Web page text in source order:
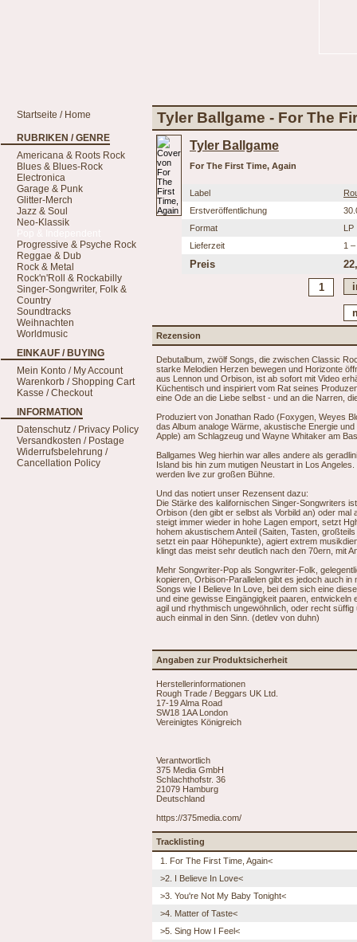
Startseite / Home
RUBRIKEN / GENRE
Americana & Roots Rock
Blues & Blues-Rock
Electronica
Garage & Punk
Glitter-Merch
Jazz & Soul
Neo-Klassik
Progressive & Psyche Rock
Reggae & Dub
Rock & Metal
Rock'n'Roll & Rockabilly
Singer-Songwriter, Folk &
Country
Soundtracks
Weihnachten
Worldmusic
EINKAUF / BUYING
Mein Konto / My Account
Warenkorb / Shopping Cart
Kasse / Checkout
INFORMATION
Datenschutz / Privacy Policy
Versandkosten / Postage
Widerrufsbelehrung /
Cancellation Policy
Tyler Ballgame - For The
Tyler Ballgame
For The First Time, Again
Label
Erstveröffentlichung
Format
LP
Lieferzeit
1
Preis
Rezension
Debutalbum, zwölf Songs, die zwischen Classic
starke Melodien Herzen bewegen und Horizonte
aus Lennon und Orbison, ist ab sofort mit Video
Küchentisch und inspiriert vom Rat seines
eine Ode an die Liebe selbst - und an die Narren,
Produziert von Jonathan Rado (Foxygen, Weyes
das Album analoge Wärme, akustische Energie
Apple) am Schlagzeug und Wayne Whitaker am
Ballgames Weg hierhin war alles andere als
Island bis hin zum mutigen Neustart in Los
werden live zur großen Bühne.
Und das notiert unser Rezensent dazu:
Die Stärke des kalifornischen Singer-Songwriters
Orbison (den gibt er selbst als Vorbild an) oder
steigt immer wieder in hohe Lagen emport, setzt
hohem akustischem Anteil (Saiten, Tasten,
setzt ein paar Höhepunkte), agiert extrem
klingt das meist sehr deutlich nach den 70ern, mit
Mehr Songwriter-Pop als Songwriter-Folk,
kopieren, Orbison-Parallelen gibt es jedoch auch
Songs wie I Believe In Love, bei dem sich eine
und eine gewisse Eingängigkeit paaren,
agil und rhythmisch ungewöhnlich, oder recht
auch einmal in den Sinn. (detlev von duhn)
Angaben zur Produktsicherheit
Herstellerinformationen
Rough Trade / Beggars UK Ltd.
17-19 Alma Road
SW18 1AA London
Vereinigtes Königreich
Verantwortlich
375 Media GmbH
Schlachthofstr. 36
21079 Hamburg
Deutschland
https://375media.com/
Tracklisting
1. For The First Time, Again<
>2. I Believe In Love<
>3. You're Not My Baby Tonight<
>4. Matter of Taste<
>5. Sing How I Feel<